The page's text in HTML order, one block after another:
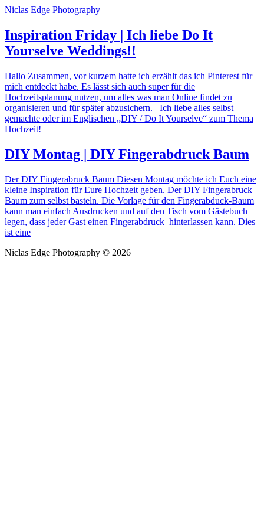
Niclas Edge Photography
Inspiration Friday | Ich liebe Do It
Yourselve Weddings!!
Hallo Zusammen, vor kurzem hatte ich erzählt das ich Pinterest für
mich entdeckt habe. Es lässt sich auch super für die
Hochzeitsplanung nutzen, um alles was man Online findet zu
organisieren und für später abzusichern. Ich liebe alles selbst
gemachte oder im Englischen „DIY / Do It Yourselve“ zum Thema
Hochzeit!
DIY Montag | DIY Fingerabdruck Baum
Der DIY Fingerabruck Baum Diesen Montag möchte ich Euch eine
kleine Inspiration für Eure Hochzeit geben. Der DIY Fingerabruck
Baum zum selbst basteln. Die Vorlage für den Fingerabduck-Baum
kann man einfach Ausdrucken und auf den Tisch vom Gästebuch
legen, dass jeder Gast einen Fingerabdruck hinterlassen kann. Dies
ist eine
Niclas Edge Photography © 2026